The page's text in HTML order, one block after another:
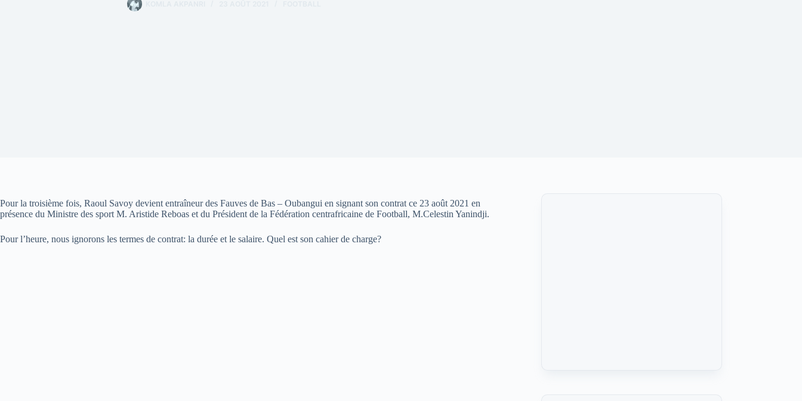
Pour la troisième fois, Raoul Savoy devient entraîneur des Fauves de Bas – Oubangui en signant son contrat ce 23 août 2021 en
présence du Ministre des sport M. Aristide Reboas et du Président de la Fédération centrafricaine de Football, M.Celestin Yanindji.
Pour l’heure, nous ignorons les termes de contrat: la durée et le salaire. Quel est son cahier de charge?